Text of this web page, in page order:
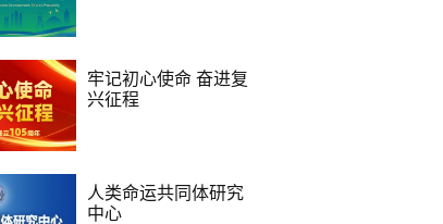
牢记初心使命 奋进复
兴征程
人类命运共同体研究
中心